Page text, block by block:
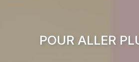
POUR ALLER